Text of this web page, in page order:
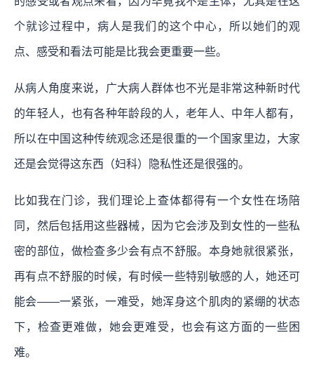
个就诊过程中，病人是我们的这个中心，所以她们的观
点、感受和看法可能是比我会更重要一些。
从病人角度来说，广大病人群体也不光是非常这种新时代
的年轻人，也有各种年龄段的人，老年人、中年人都有，
所以在中国这种传统观念还是很重的一个国家里边，大家
还是会觉得这东西（妇科）隐私性还是很强的。
比如我在门诊，我们理论上查体都得有一个女性在场陪
同，然后包括用这些器械，因为它会涉及到女性的一些私
密的部位，做检查多少会有点不舒服。本身她就很紧张，
再有点不舒服的时候，有时候一些特别敏感的人，她还可
能会——一紧张，一难受，她浑身这个肌肉的紧绷的状态
下，检查更难做，她会更难受，也会有这方面的一些困
难。